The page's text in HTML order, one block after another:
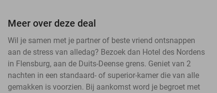
Meer over deze deal
Wil je samen met je partner of beste vriend ontsnappen
aan de stress van alledag? Bezoek dan Hotel des Nordens
in Flensburg, aan de Duits-Deense grens. Geniet van 2
nachten in een standaard- of superior-kamer die van alle
gemakken is voorzien. Bij aankomst word je begroet met